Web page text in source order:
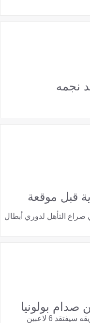
نجمه
قبل موقعة
التأهل لدوري أبطال
بولونيا
6 لاعبين